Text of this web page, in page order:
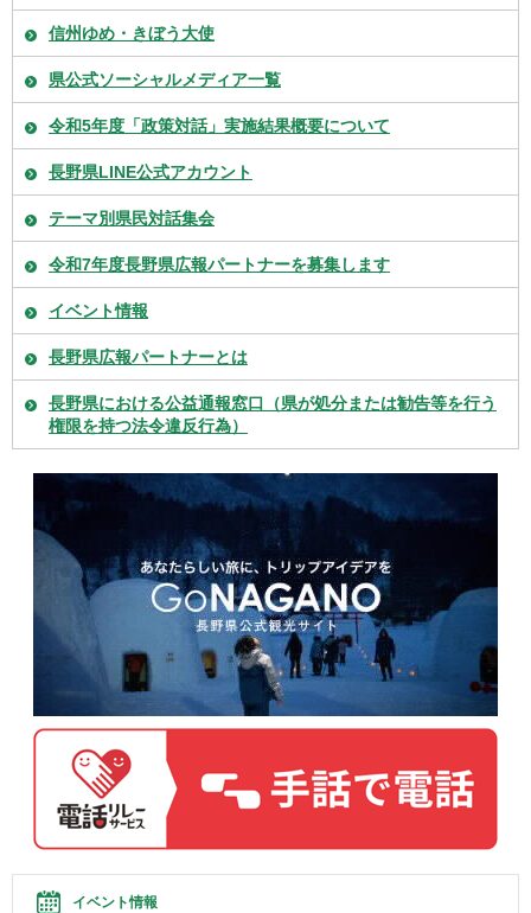
信州ゆめ・きぼう大使
県公式ソーシャルメディア一覧
令和5年度「政策対話」実施結果概要について
長野県LINE公式アカウント
テーマ別県民対話集会
令和7年度長野県広報パートナーを募集します
イベント情報
長野県広報パートナーとは
長野県における公益通報窓口（県が処分または勧告等を行う
権限を持つ法令違反行為）
イベント情報